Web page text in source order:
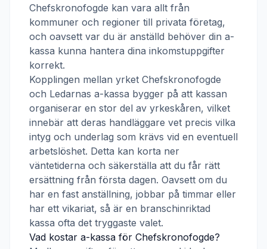
Chefskronofogde kan vara allt från
kommuner och regioner till privata företag,
och oavsett var du är anställd behöver din a-
kassa kunna hantera dina inkomstuppgifter
korrekt.
Kopplingen mellan yrket Chefskronofogde
och Ledarnas a-kassa bygger på att kassan
organiserar en stor del av yrkeskåren, vilket
innebär att deras handläggare vet precis vilka
intyg och underlag som krävs vid en eventuell
arbetslöshet. Detta kan korta ner
väntetiderna och säkerställa att du får rätt
ersättning från första dagen. Oavsett om du
har en fast anställning, jobbar på timmar eller
har ett vikariat, så är en branschinriktad
kassa ofta det tryggaste valet.
Vad kostar a-kassa för Chefskronofogde?